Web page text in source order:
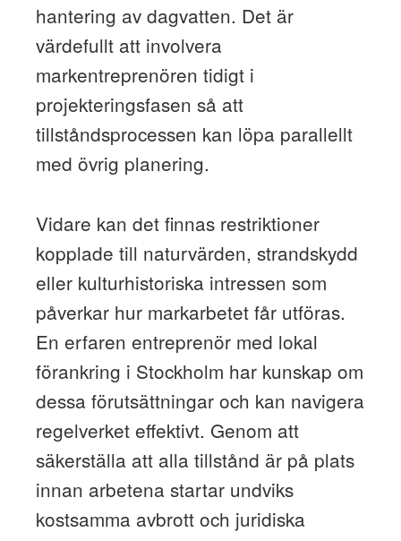
hantering av dagvatten. Det är
värdefullt att involvera
markentreprenören tidigt i
projekteringsfasen så att
tillståndsprocessen kan löpa parallellt
med övrig planering.
Vidare kan det finnas restriktioner
kopplade till naturvärden, strandskydd
eller kulturhistoriska intressen som
påverkar hur markarbetet får utföras.
En erfaren entreprenör med lokal
förankring i Stockholm har kunskap om
dessa förutsättningar och kan navigera
regelverket effektivt. Genom att
säkerställa att alla tillstånd är på plats
innan arbetena startar undviks
kostsamma avbrott och juridiska